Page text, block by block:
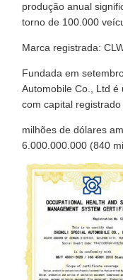
produção anual
torno de 100.000
Marca registrada:
Fundada em
Automobile Co., Ltd é
com capital
milhões de dólares
6.000.000.000 (840